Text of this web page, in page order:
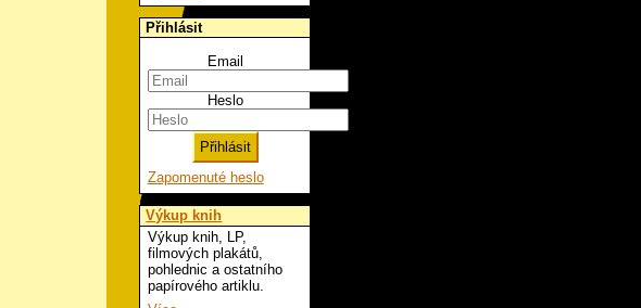
Přihlásit
Email
Heslo
Zapomenuté heslo
Výkup knih
Výkup knih, LP,
filmových plakátů,
pohlednic a ostatního
papírového artiklu.